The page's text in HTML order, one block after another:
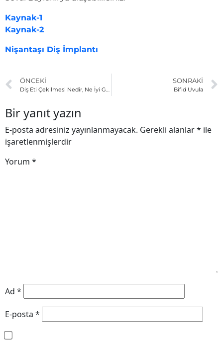
Kaynak-1
Kaynak-2
Nişantaşı Diş İmplantı
ÖNCEKI
Diş Eti Çekilmesi Nedir, Ne İyi Gelir?
SONRAKI
Bifid Uvula
Bir yanıt yazın
E-posta adresiniz yayınlanmayacak. Gerekli alanlar* ile
işaretlenmişlerdir
Yorum *
Ad *
E-posta *